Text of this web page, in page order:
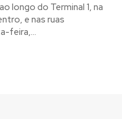
longo do Terminal 1, na
e nas ruas
feira,...